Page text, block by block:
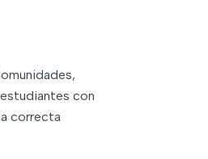
con
correcta